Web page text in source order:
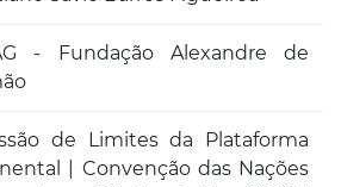
- Fundação Alexandre de
de Limites da Plataforma
| Convenção das Nações